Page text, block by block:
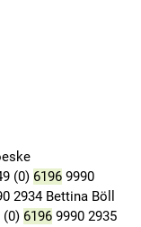
(0) 6196 9990
2934 Bettina Böll
(0) 6196 9990 2935